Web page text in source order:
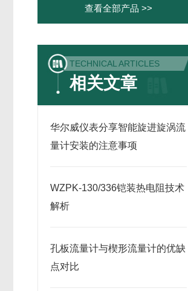
查看全部产品 >>
TECHNICAL ARTICLES
相关文章
华尔威仪表分享智能旋进旋涡流
量计安装的注意事项
WZPK-130/336铠装热电阻技术
解析
孔板流量计与楔形流量计的优缺
点对比